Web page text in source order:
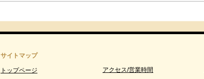
ケア方法｜完治後に必要な“感
GRACE北仙台
サイトマップ
トップページ
アクセス/営業時間